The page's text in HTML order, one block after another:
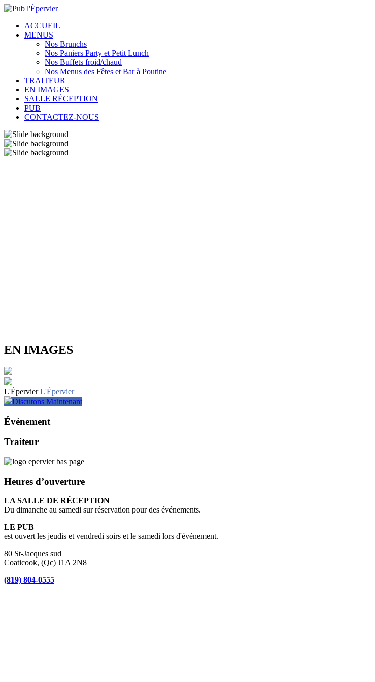
ACCUEIL
MENUS
Nos Brunchs
Nos Paniers Party et Petit Lunch
Nos Buffets froid/chaud
Nos Menus des Fêtes et Bar à Poutine
TRAITEUR
EN IMAGES
SALLE RÉCEPTION
PUB
CONTACTEZ-NOUS
EN IMAGES
L'Épervier L'Épervier
Discutons Maintenant
Événement
Traiteur
Heures d’ouverture
LA SALLE DE RÉCEPTION
Du dimanche au samedi sur réservation pour des événements.
LE PUB
est ouvert les jeudis et vendredi soirs et le samedi lors d'événement.
80 St-Jacques sud
Coaticook, (Qc) J1A 2N8
(819) 804-0555